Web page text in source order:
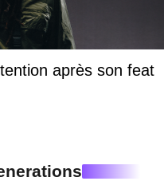
après son feat